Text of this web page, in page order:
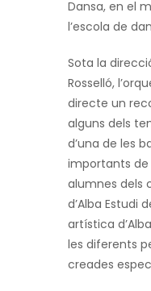
Dansa, en el
l’escola de
Sota la
Rosselló,
directe un
alguns dels
d’una de les
importants de
alumnes dels
d’Alba Estudi
artística
les diferents
creades